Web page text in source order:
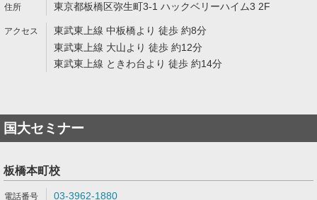
東京都板橋区弥生町3-1 ハックベリーハイム3 2F
東武東上線 中板橋より 徒歩 約8分
東武東上線 大山より 徒歩 約12分
東武東上線 ときわ台より 徒歩 約14分
国大セミナー
板橋本町校
03-3962-1880